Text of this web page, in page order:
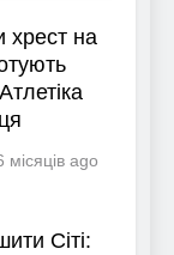
хрест на
місяців ago
Сіті: